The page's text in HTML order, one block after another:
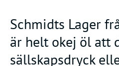
Schmidts Lager
är helt okej öl att
sällskapsdryck